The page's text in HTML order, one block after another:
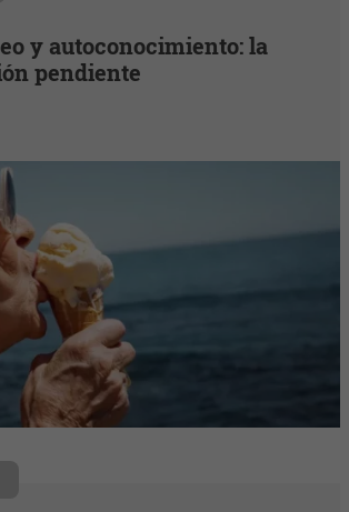
y autoconocimiento: la
pendiente